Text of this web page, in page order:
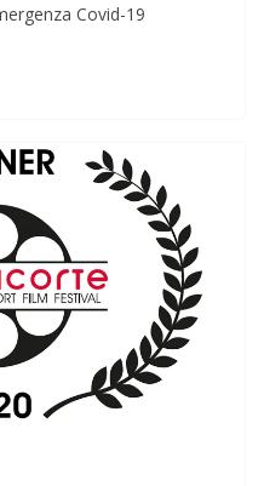
Covid-19